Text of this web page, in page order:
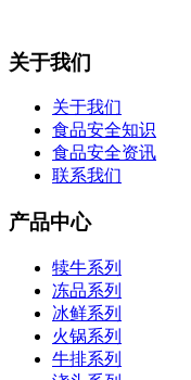
关于我们
关于我们
食品安全知识
食品安全资讯
联系我们
产品中心
犊牛系列
冻品系列
冰鲜系列
火锅系列
牛排系列